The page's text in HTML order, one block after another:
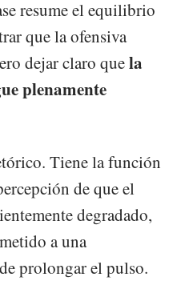
resume el equilibrio
que la ofensiva
dejar claro quela
plenamente
Tiene la función
de que el
degradado,
a una
prolongar el pulso.